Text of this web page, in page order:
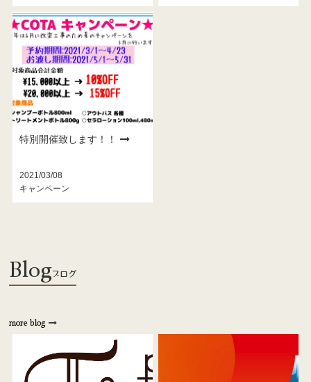
特別開催致します！！
2021/03/08
キャンペーン
Blogブログ
more blog